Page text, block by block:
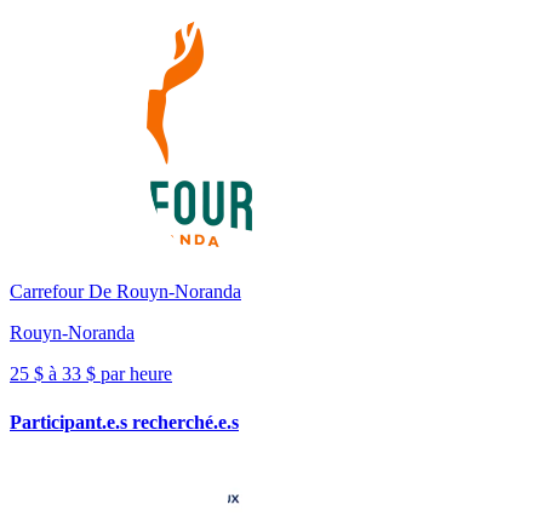
Carrefour De Rouyn-Noranda
Rouyn-Noranda
25 $ à 33 $ par heure
Participant.e.s recherché.e.s